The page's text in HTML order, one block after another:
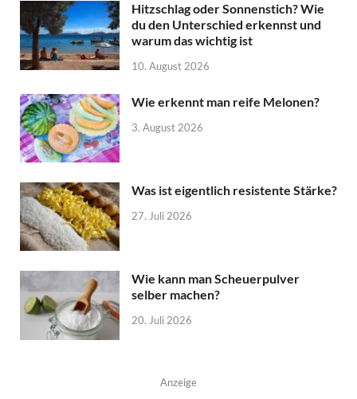
Hitzschlag oder Sonnenstich? Wie
du den Unterschied erkennst und
warum das wichtig ist
10. August 2026
Wie erkennt man reife Melonen?
3. August 2026
Was ist eigentlich resistente Stärke?
27. Juli 2026
Wie kann man Scheuerpulver
selber machen?
20. Juli 2026
Anzeige